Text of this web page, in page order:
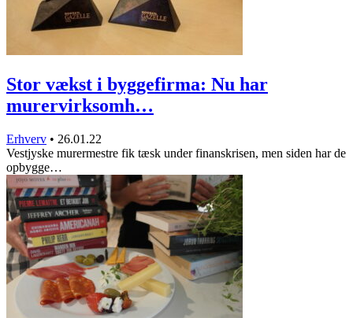
Stor vækst i byggefirma: Nu har
murervirksomh…
Erhverv • 26.01.22
Vestjyske murermestre fik tæsk under finanskrisen, men siden har de
opbygge…